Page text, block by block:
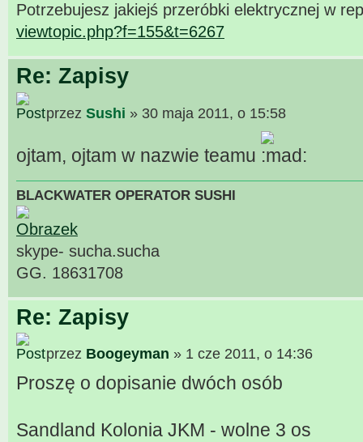
Potrzebujesz jakiejś przeróbki elektrycznej w
viewtopic.php?f=155&t=6267
Re: Zapisy
przez Sushi » 30 maja 2011, o 15:58
ojtam, ojtam w nazwie teamu
BLACKWATER OPERATOR SUSHI
skype- sucha.sucha
GG. 18631708
Re: Zapisy
przez Boogeyman » 1 cze 2011, o 14:36
Proszę o dopisanie dwóch osób
Sandland Kolonia JKM - wolne 3 os